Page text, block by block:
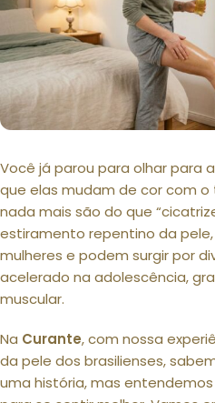
Você já parou para olhar para
que elas mudam de cor com o
nada mais são do que
estiramento repentino da
mulheres e podem surgir por
acelerado na adolescência,
muscular.
Na Curante, com nossa
da pele dos brasilienses,
uma história, mas